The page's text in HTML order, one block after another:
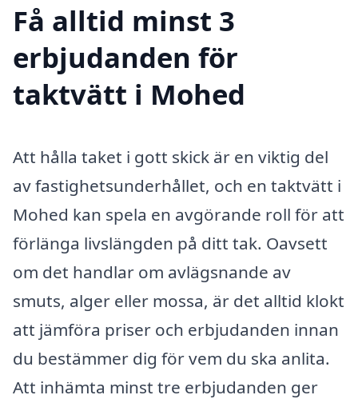
Få alltid minst 3
erbjudanden för
taktvätt i Mohed
Att hålla taket i gott skick är en viktig del
av fastighetsunderhållet, och en taktvätt i
Mohed kan spela en avgörande roll för att
förlänga livslängden på ditt tak. Oavsett
om det handlar om avlägsnande av
smuts, alger eller mossa, är det alltid klokt
att jämföra priser och erbjudanden innan
du bestämmer dig för vem du ska anlita.
Att inhämta minst tre erbjudanden ger